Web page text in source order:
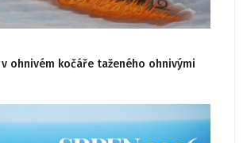
ohnivém kočáře taženého ohnivými